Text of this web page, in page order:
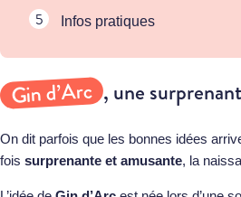
Infos pratiques
Gin d’Arc , une
On dit parfois que les bonnes idées
fois surprenante et amusante, la